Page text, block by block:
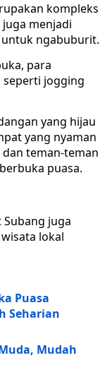
kompleks
menjadi
ngabuburit.
para
jogging
yang hijau
yang nyaman
teman-teman
puasa.
Subang juga
lokal
Puasa
Seharian
Mudah